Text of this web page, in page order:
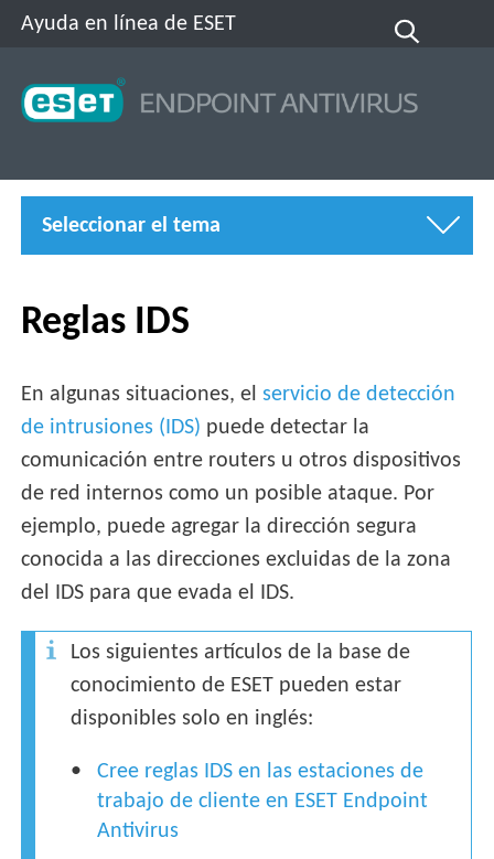
Ayuda en línea de ESET
Seleccionar el tema
Reglas IDS
En algunas situaciones, elservicio de detección
de intrusiones (IDS) puede detectar la
comunicación entre routers u otros dispositivos
de red internos como un posible ataque. Por
ejemplo, puede agregar la dirección segura
conocida a las direcciones excluidas de la zona
del IDS para que evada el IDS.
Los siguientes artículos de la base de
conocimiento de ESET pueden estar
disponibles solo en inglés:
Cree reglas IDS en las estaciones de
trabajo de cliente en ESET Endpoint
Antivirus